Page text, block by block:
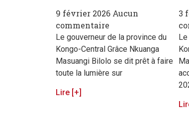
9 février 2026 Aucun
commentaire
Le gouverneur de la province du
Kongo-Central Grâce Nkuanga
Masuangi Bilolo se dit prêt à faire
toute la lumière sur
Lire [+]
3